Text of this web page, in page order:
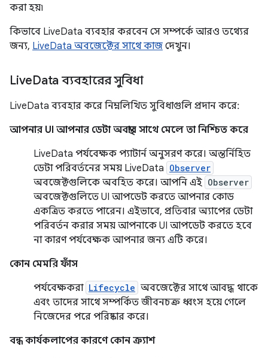
করা হয়৷
কিভাবে LiveData ব্যবহার করবেন সে সম্পর্কে আরও তথ্যের
জন্য, LiveData অবজেক্টের সাথে কাজ দেখুন।
LiveData ব্যবহারের সুবিধা
LiveData ব্যবহার করে নিম্নলিখিত সুবিধাগুলি প্রদান করে:
আপনার UI আপনার ডেটা অবস্থার সাথে মেলে তা নিশ্চিত করে
LiveData পর্যবেক্ষক প্যাটার্ন অনুসরণ করে। অন্তর্নিহিত
ডেটা পরিবর্তনের সময় LiveData Observer
অবজেক্টগুলিকে অবহিত করে। আপনি এই Observer
অবজেক্টগুলিতে UI আপডেট করতে আপনার কোড
একত্রিত করতে পারেন। এইভাবে, প্রতিবার অ্যাপের ডেটা
পরিবর্তন করার সময় আপনাকে UI আপডেট করতে হবে
না কারণ পর্যবেক্ষক আপনার জন্য এটি করে।
কোন মেমরি ফাঁস
পর্যবেক্ষকরা Lifecycle অবজেক্টের সাথে আবদ্ধ থাকে
এবং তাদের সাথে সম্পর্কিত জীবনচক্র ধ্বংস হয়ে গেলে
নিজেদের পরে পরিষ্কার করে।
বন্ধ কার্যকলাপের কারণে কোন ক্র্যাশ